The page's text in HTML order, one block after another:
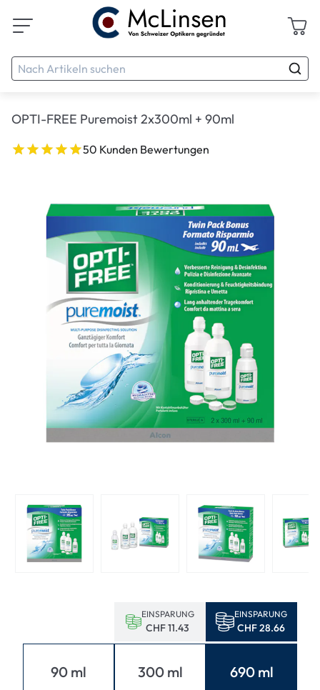
OPTI-FREE Puremoist 2x300ml + 90ml
50 Kunden Bewertungen
90 ml
EINSPARUNG
CHF 11.43
300 ml
EINSPARUNG
CHF 28.66
690 ml